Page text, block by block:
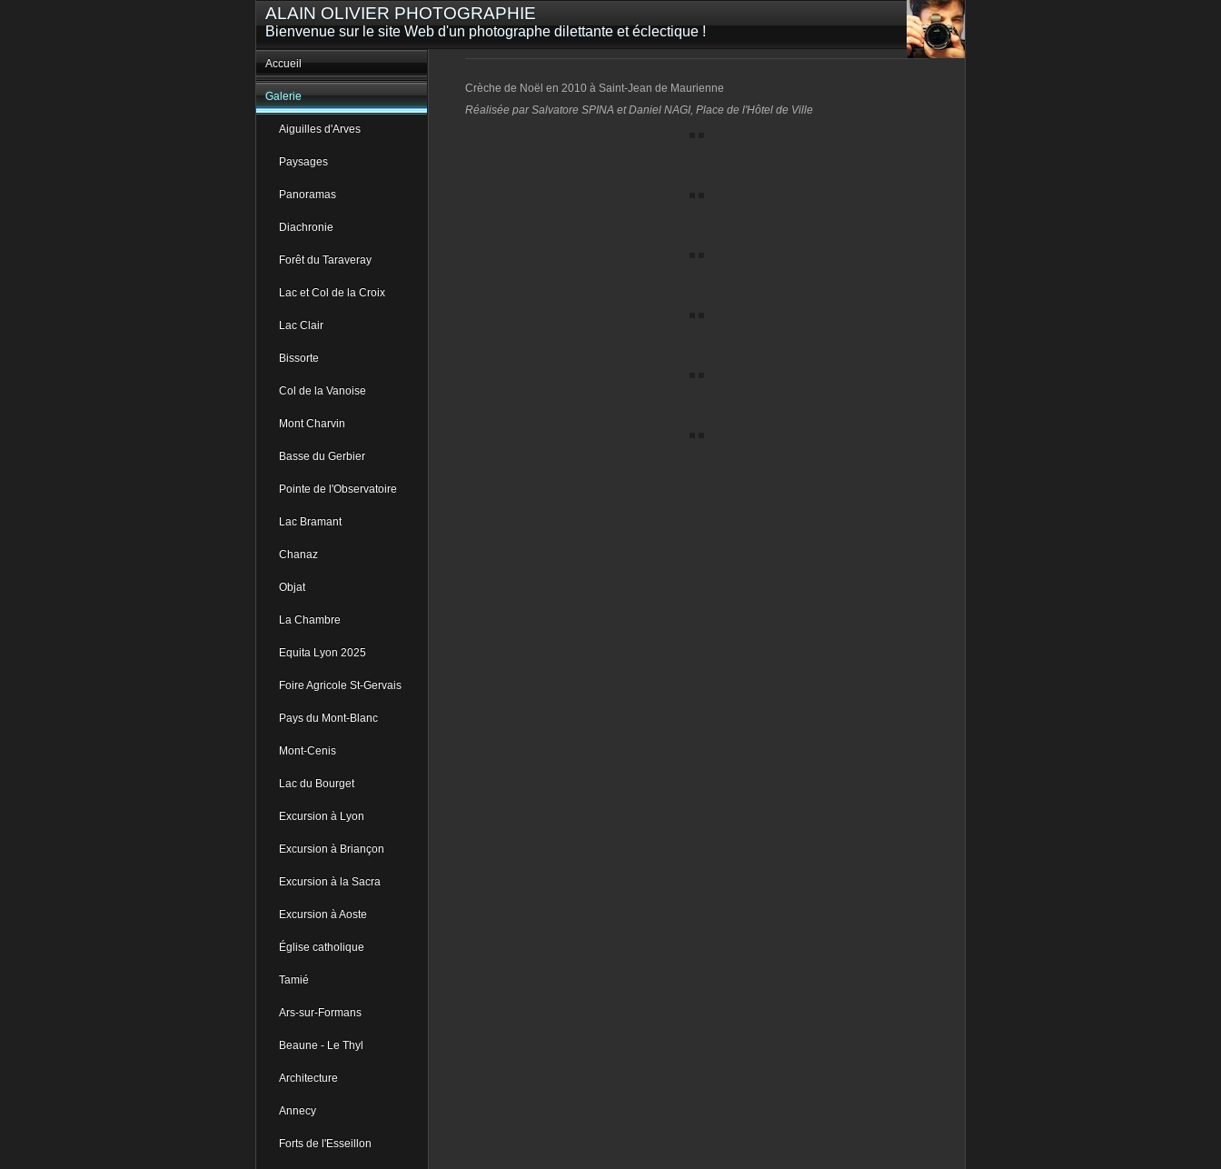
ALAIN OLIVIER PHOTOGRAPHIE
Bienvenue sur le site Web d'un photographe dilettante et éclectique !
Accueil
Galerie
Aiguilles d'Arves
Paysages
Panoramas
Diachronie
Forêt du Taraveray
Lac et Col de la Croix
Lac Clair
Bissorte
Col de la Vanoise
Mont Charvin
Basse du Gerbier
Pointe de l'Observatoire
Lac Bramant
Chanaz
Objat
La Chambre
Equita Lyon 2025
Foire Agricole St-Gervais
Pays du Mont-Blanc
Mont-Cenis
Lac du Bourget
Excursion à Lyon
Excursion à Briançon
Excursion à la Sacra
Excursion à Aoste
Église catholique
Tamié
Ars-sur-Formans
Beaune - Le Thyl
Architecture
Annecy
Forts de l'Esseillon
Crèche de Noël en 2010 à Saint-Jean de Maurienne
Réalisée par Salvatore SPINA et Daniel NAGI, Place de l'Hôtel de Ville